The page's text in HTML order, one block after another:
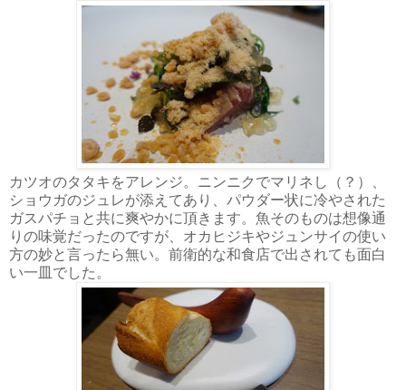
カツオのタタキをアレンジ。ニンニクでマリネし（？）、
ショウガのジュレが添えてあり、パウダー状に冷やされた
ガスパチョと共に爽やかに頂きます。魚そのものは想像通
りの味覚だったのですが、オカヒジキやジュンサイの使い
方の妙と言ったら無い。前衛的な和食店で出されても面白
い一皿でした。